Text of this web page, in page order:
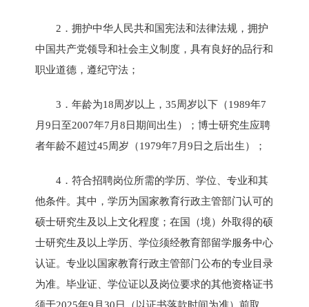
2．拥护中华人民共和国宪法和法律法规，拥护
中国共产党领导和社会主义制度，具有良好的品行和
职业道德，遵纪守法；
3．年龄为18周岁以上，35周岁以下（1989年7
月9日至2007年7月8日期间出生）；博士研究生应聘
者年龄不超过45周岁（1979年7月9日之后出生）；
4．符合招聘岗位所需的学历、学位、专业和其
他条件。其中，学历为国家教育行政主管部门认可的
硕士研究生及以上文化程度；在国（境）外取得的硕
士研究生及以上学历、学位须经教育部留学服务中心
认证。专业以国家教育行政主管部门公布的专业目录
为准。毕业证、学位证以及岗位要求的其他资格证书
须于2025年9月30日（以证书落款时间为准）前取